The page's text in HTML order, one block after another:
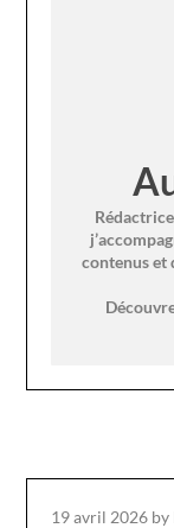
contenus et
19 avril 2026 by